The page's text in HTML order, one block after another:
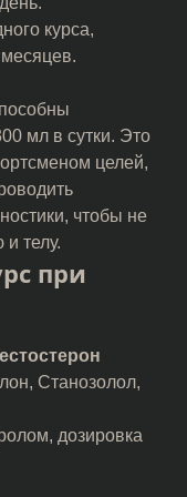
курса,
мл в сутки. Это
целей,
чтобы не
телу.
при
Станозолол,
дозировка